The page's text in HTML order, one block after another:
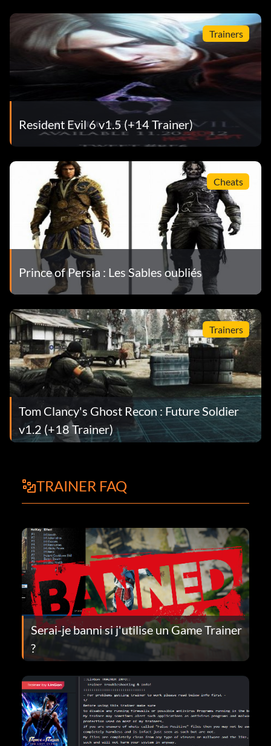
Trainers
Resident Evil 6 v1.5 (+14 Trainer)
Cheats
Prince of Persia : Les Sables oubliés
Trainers
Tom Clancy's Ghost Recon : Future Soldier
v1.2 (+18 Trainer)
TRAINER FAQ
Serai-je banni si j'utilise un Game Trainer
?